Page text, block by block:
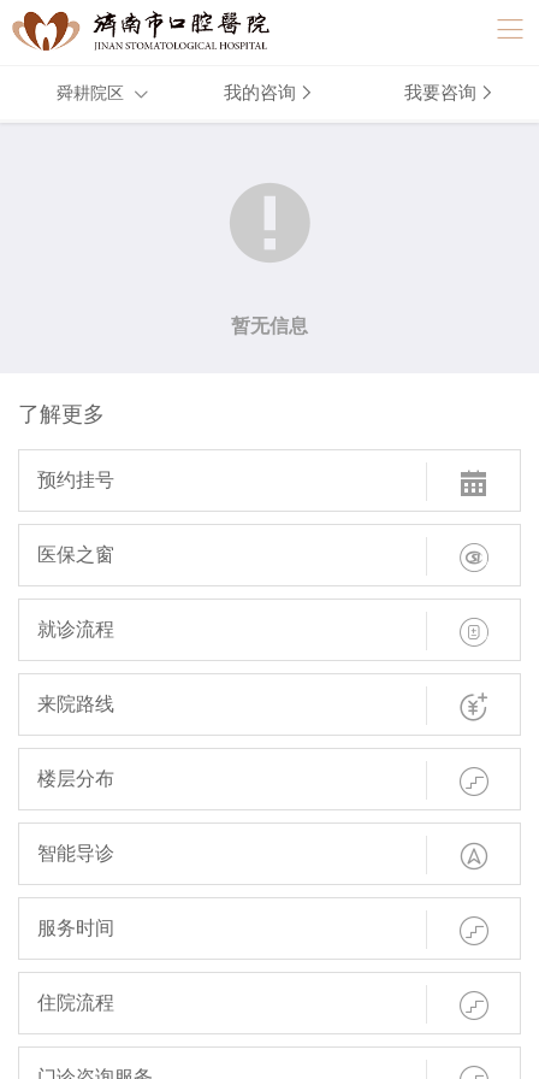
舜耕院区 我的咨询  我要咨询 

暂无信息
了解更多
预约挂号 
医保之窗 
就诊流程 
来院路线 
楼层分布 
智能导诊 
服务时间 
住院流程 